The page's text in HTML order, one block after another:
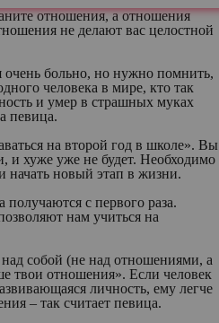
отношения, а отношения
не делают вас целостной
очень больно, но нужно помнить,
человека в мире, кто так
и умер в страшных муках
певица.
на второй год в школе». Вы
хуже уже не будет. Необходимо
начать новый этап в жизни.
с первого раза.
нам учиться на
собой (не над отношениями, а
твои отношения». Если человек
личность, ему легче
– так считает певица.